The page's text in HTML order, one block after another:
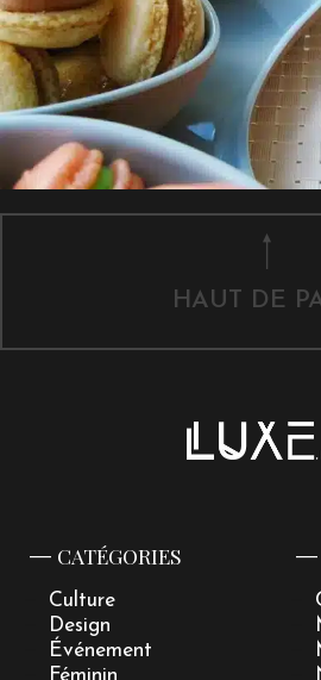
HAUT DE
CATÉGORIES
Culture
Design
Événement